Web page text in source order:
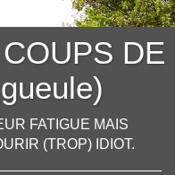
DE
FATIGUE MAIS
(TROP) IDIOT.